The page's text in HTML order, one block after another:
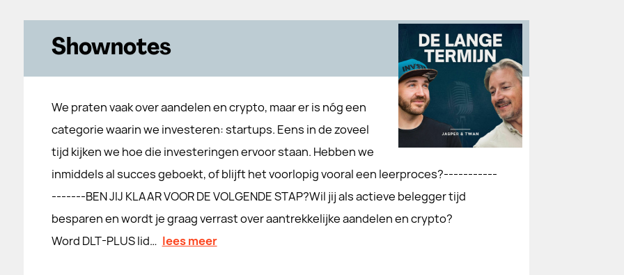
Shownotes
We praten vaak over aandelen en crypto, maar er is nóg een
categorie waarin we investeren: startups. Eens in de zoveel
tijd kijken we hoe die investeringen ervoor staan. Hebben we
inmiddels al succes geboekt, of blijft het voorlopig vooral een leerproces?-----------
-------BEN JIJ KLAAR VOOR DE VOLGENDE STAP?Wil jij als actieve belegger tijd
besparen en wordt je graag verrast over aantrekkelijke aandelen en crypto?
Word ⁠⁠⁠⁠⁠⁠⁠⁠⁠⁠⁠⁠⁠⁠⁠⁠⁠⁠⁠⁠⁠⁠⁠⁠⁠⁠⁠⁠⁠⁠⁠⁠⁠⁠⁠⁠⁠⁠⁠⁠⁠⁠⁠⁠⁠⁠⁠⁠⁠⁠⁠⁠⁠⁠⁠⁠⁠⁠⁠⁠⁠⁠⁠⁠⁠⁠⁠⁠⁠DLT-PLUS lid⁠⁠⁠⁠⁠⁠⁠⁠⁠⁠⁠⁠⁠⁠⁠⁠⁠⁠⁠⁠⁠⁠⁠⁠⁠⁠⁠⁠⁠⁠⁠⁠⁠⁠⁠⁠⁠⁠⁠⁠⁠⁠⁠⁠⁠⁠⁠⁠⁠⁠⁠⁠⁠⁠⁠⁠… lees meer